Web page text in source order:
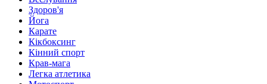
Здоров'я
Йога
Карате
Кікбоксинг
Кінний спорт
Крав-мага
Легка атлетика